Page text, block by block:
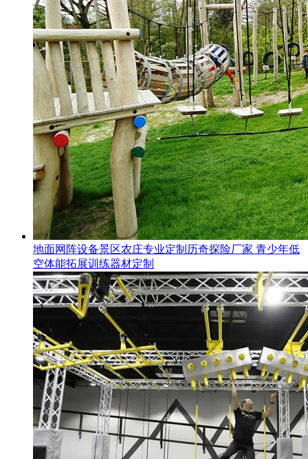
地面网阵设备景区农庄专业定制历奇探险厂家 青少年低
空体能拓展训练器材定制